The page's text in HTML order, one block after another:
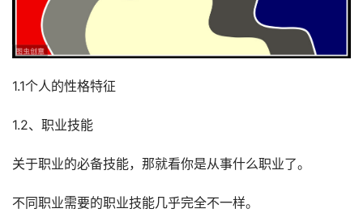
1.1个人的性格特征
1.2、职业技能
关于职业的必备技能，那就看你是从事什么职业了。
不同职业需要的职业技能几乎完全不一样。